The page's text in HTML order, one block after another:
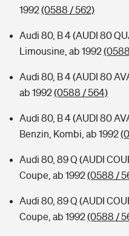
1992(0588 / 562)
Audi 80, B 4 (AUDI 80
Limousine, ab 1992
Audi 80, B 4 (AUDI 80
ab 1992(0588 / 564)
Audi 80, B 4 (AUDI 80
Benzin, Kombi, ab 1992
Audi 80, 89 Q (AUDI
Coupe, ab 1992(0588 /
Audi 80, 89 Q (AUDI
Coupe, ab 1992(0588 /